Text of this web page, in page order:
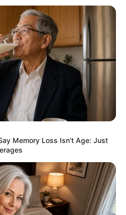
Memory Loss Isn't Age: Just